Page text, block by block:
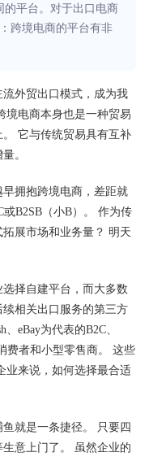
的平台。对于出口电商
跨境电商的平台有非
外贸出口模式，成为我
境电商本身也是一种贸易
它与传统贸易具有互补
。
拥抱跨境电商，差距就
B2SB（小B）。 作为传
展市场和业务量？ 明天
择自建平台，而大多数
相关出口服务的第三方
eBay为代表的B2C、
费者和小型零售商。 这些
业来说，如何选择最合适
就是一条捷径。 只要四
意上门了。 虽然企业的